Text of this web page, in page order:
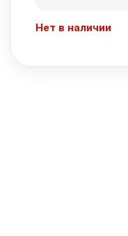
Нет в наличии